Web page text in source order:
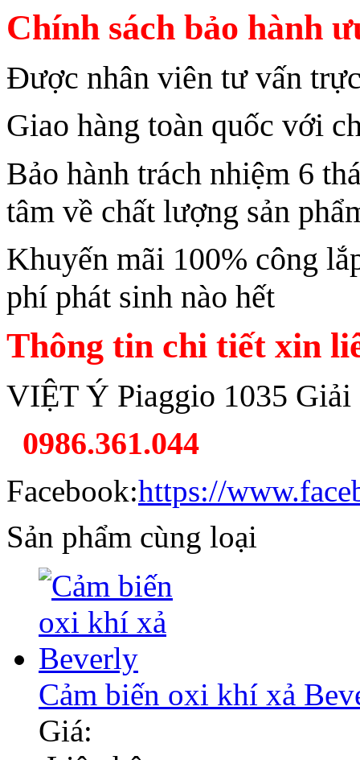
Chính sách bảo hành
Được nhân viên tư vấn
Giao hàng toàn quốc với
Bảo hành trách nhiệm 6
tâm về chất lượng sản
Khuyến mãi 100% công
phí phát sinh nào hết
Thông tin chi tiết xin
VIỆT Ý Piaggio 1035
0986.361.044
Facebook:https://
Sản phẩm cùng loại
Cảm biến oxi khí xả
Giá: